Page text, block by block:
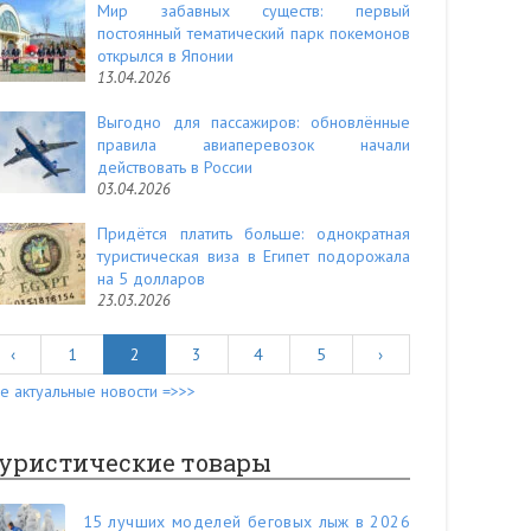
Мир забавных существ: первый
постоянный тематический парк покемонов
открылся в Японии
13.04.2026
Выгодно для пассажиров: обновлённые
правила авиаперевозок начали
действовать в России
03.04.2026
Придётся платить больше: однократная
туристическая виза в Египет подорожала
на 5 долларов
23.03.2026
‹ 1 2 3 4 5
›
актуальные новости =>>>
товары
15 лучших моделей беговых лыж в 2026